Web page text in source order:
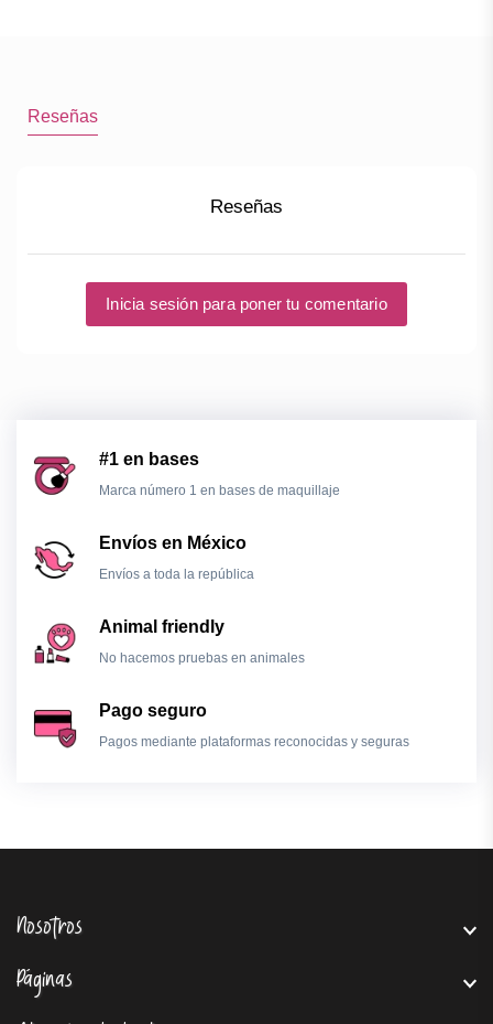
Reseñas
Reseñas
Inicia sesión para poner tu comentario
#1 en bases
Marca número 1 en bases de maquillaje
Envíos en México
Envíos a toda la república
Animal friendly
No hacemos pruebas en animales
Pago seguro
Pagos mediante plataformas reconocidas y seguras
Nosotros
Páginas